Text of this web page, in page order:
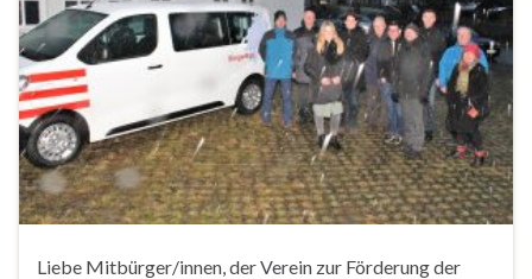
Liebe Mitbürger/innen, der Verein zur Förderung der